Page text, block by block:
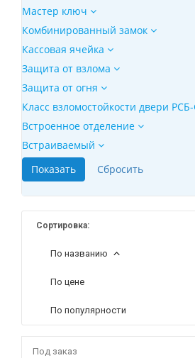
Мастер ключ
Комбинированный замок
Кассовая ячейка
Защита от взлома
Защита от огня
Класс взломостойкости двери РСБ-
Встроенное отделение
Встраиваемый
Сортировка:
По названию
По цене
По популярности
Под заказ